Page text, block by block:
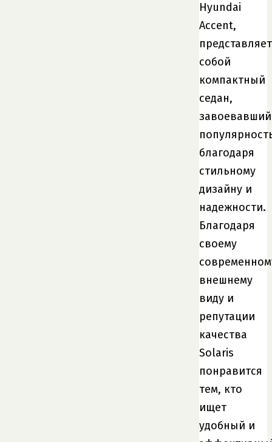
Hyundai
Accent,
представляет
собой
компактный
седан,
завоевавший
благодаря
стильному
дизайну и
надежности.
Благодаря
своему
внешнему
виду и
репутации
качества
Solaris
понравится
тем, кто
ищет
удобный и